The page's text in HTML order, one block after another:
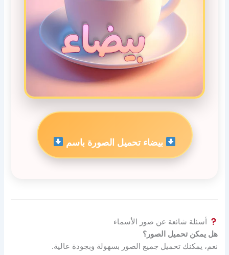
بيضاء تحميل الصورة باسم
أسئلة شائعة عن صور الأسماء
هل يمكن تحميل الصور؟
نعم، يمكنك تحميل جميع الصور بسهولة وبجودة عالية.